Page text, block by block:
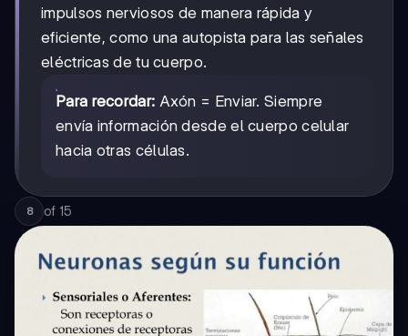
impulsos nerviosos de manera rápida y
eficiente, como una autopista para las señales
eléctricas de tu cuerpo.
Para recordar: Axón = Enviar. Siempre
envía información desde el cuerpo celular
hacia otras células.
8 of 15